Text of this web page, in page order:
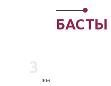
БАСТЫ
жм